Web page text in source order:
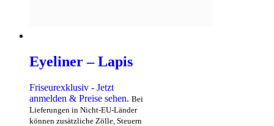
Eyeliner – Lapis
Friseurexklusiv - Jetzt
anmelden & Preise sehen. Bei
Lieferungen in Nicht-EU-Länder
können zusätzliche Zölle, Steuern